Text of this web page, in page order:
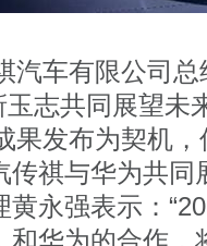
汽车有限公司
玉志共同展望未
果发布为契机
传祺与华为共
黄永强表示：
和华为的合作